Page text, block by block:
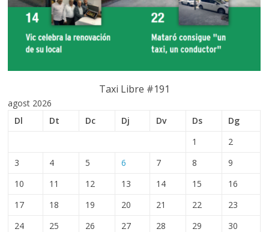
Taxi Libre #191
agost 2026
Dl
Dt Dc Dj Dv Ds
Dg
1
2
3
4 5 6 7 8
9
10
11 12 13 14 15
16
17
18 19 20 21 22
23
24
25 26 27 28 29
30